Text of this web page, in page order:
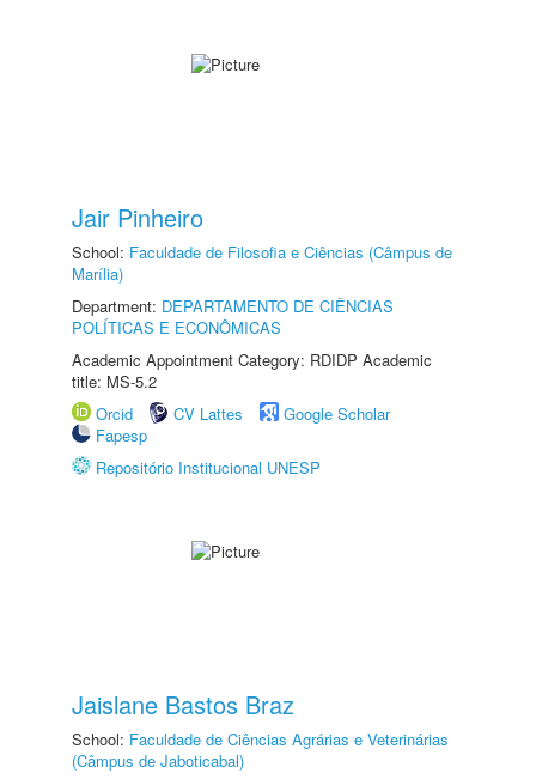
Jair Pinheiro
School: Faculdade de Filosofia e Ciências (Câmpus de
Marília)
Department: DEPARTAMENTO DE CIÊNCIAS
POLÍTICAS E ECONÔMICAS
Academic Appointment Category: RDIDP Academic
title: MS-5.2
Orcid
CV Lattes
Google Scholar
Fapesp
Repositório Institucional UNESP
Jaislane Bastos Braz
School: Faculdade de Ciências Agrárias e Veterinárias
(Câmpus de Jaboticabal)